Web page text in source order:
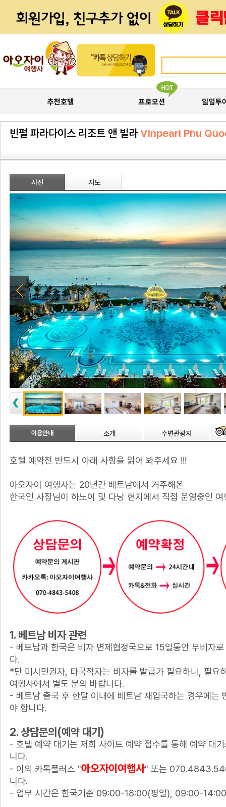
빈펄 파라다이스 리조트 앤 빌라 Vinpearl Phu
사진 지도
이용안내 소개 주변관광지
호텔 예약전 반드시 아래 사항을 읽어 봐주세요 !!!
아오자이 여행사는 20년간 베트남에서 거주해온
한국인 사장님이 하노이 및 다낭 현지에서 직접 운영중인 여
1. 베트남 비자 관련
- 베트남과 한국은 비자 면제협정국으로 15일동안 무비자
다.
*단 미시민권자, 타국적자는 비자를 발급가 필요하니, 필요
여행사에서 별도 문의 바랍니다.
- 베트남 출국 후 한달 이내에 베트남 재입국하는 경우에는
야 합니다.
2. 상담문의(예약 대기)
- 호텔 예약 대기는 저희 사이트 예약 접수를 통해 예약 대
니다.
- 이외 카톡플러스 "아오자이여행사" 또는
니다.
- 업무 시간은 한국기준 09:00-18:00(평일), 09:00-